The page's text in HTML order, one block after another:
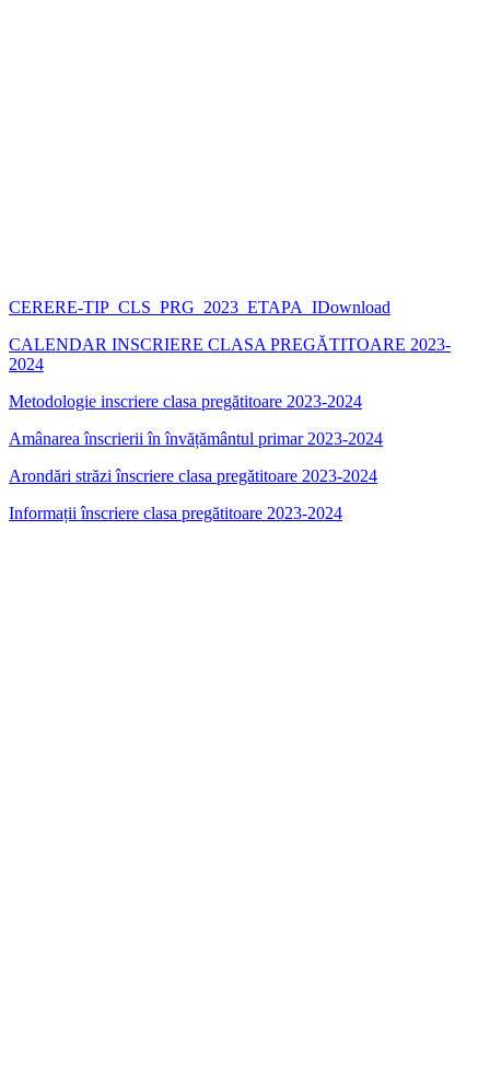
CERERE-TIP_CLS_PRG_2023_ETAPA_IDownload
CALENDAR INSCRIERE CLASA PREGĂTITOARE 2023-
2024
Metodologie inscriere clasa pregătitoare 2023-2024
Amânarea înscrierii în învățământul primar 2023-2024
Arondări străzi înscriere clasa pregătitoare 2023-2024
Informații înscriere clasa pregătitoare 2023-2024